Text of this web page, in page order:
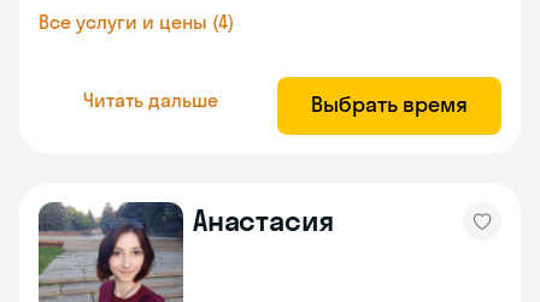
Все услуги и цены (4)
Читать дальше Выбрать время
Анастасия